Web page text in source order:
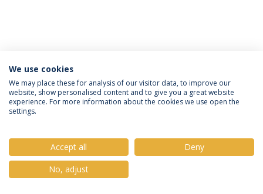
Privacy Policy Terms & Conditions Rights of Data Subjects
© 2026 Universidade Católica Portuguesa
We use cookies
We may place these for analysis of our visitor data, to improve our
website, show personalised content and to give you a great website
experience. For more information about the cookies we use open the
settings.
Accept all
Deny
No, adjust